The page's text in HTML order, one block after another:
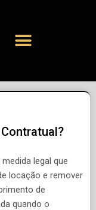
legal que
locação e remover
de
quando o